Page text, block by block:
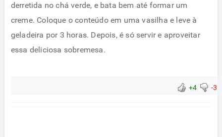
derretida no chá verde, e bata bem até formar um
creme. Coloque o conteúdo em uma vasilha e leve à
geladeira por 3 horas. Depois, é só servir e aproveitar
essa deliciosa sobremesa.
+4 -3